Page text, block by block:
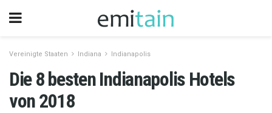
Vereinigte Staaten Indiana Indianapolis
Die 8 besten Indianapolis Hotels
von 2018